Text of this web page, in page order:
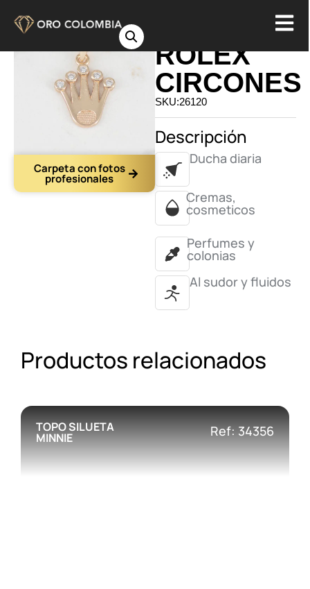
Carpeta con fotos
profesionales
ROLEX
CIRCONES
SKU:26120
Descripción
Ducha diaria
Cremas,
cosmeticos
Perfumes y
colonias
Al sudor y fluidos
Productos relacionados
TOPO SILUETA
MINNIE Ref: 34356